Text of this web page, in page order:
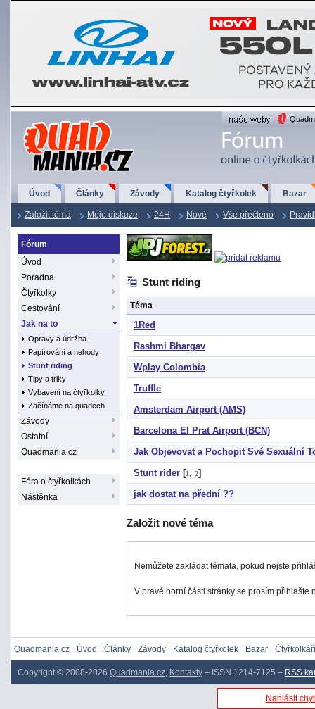
QuadMania.cz
Úvod Články Závody Katalog čtyřkolek Bazar
Založit téma Moje diskuze 24H Nové Vše přečteno
Fórum
Úvod
Poradna
Čtyřkolky
Cestování
Jak na to
Opravy a údržba
Papírování a nehody
Stunt riding
Tipy a triky
Vybavení na čtyřkolky
Začínáme na quadech
Závody
Ostatní
Quadmania.cz
Fóra o čtyřkolkách
Nástěnka
Stunt riding
Téma
1Red
Rashmi Bhargav
Wplay Colombia
Truffle
Amsterdam Airport (AMS)
Barcelona El Prat Airport (BCN)
Jak Objevovat a Pochopit Své Sexuální
Stunt rider [1 , 2]
jak dostat na přední ??
Založit nové téma
Nemůžete zakládat témata, pokud nejste
V pravé horní části stránky se prosím přihlašte
Quadmania.cz Úvod Články Závody Katalog čtyřkolek Bazar Čtyřkolkáři
Copyright © 2008-2026 Quadmania.cz, Kontakty – ISSN 1214-7125 – RSS
Nahlásit